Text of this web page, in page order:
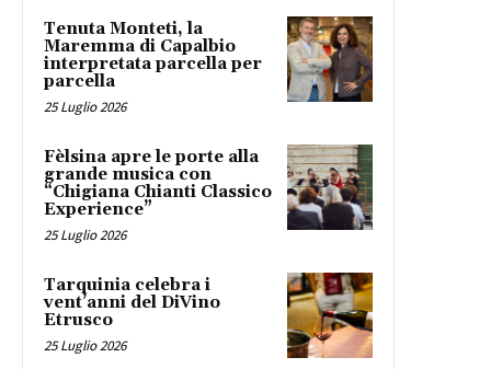
Tenuta Monteti, la
Maremma di Capalbio
interpretata parcella per
parcella
25 Luglio 2026
Fèlsina apre le porte alla
grande musica con
“Chigiana Chianti Classico
Experience”
25 Luglio 2026
Tarquinia celebra i
vent’anni del DiVino
Etrusco
25 Luglio 2026